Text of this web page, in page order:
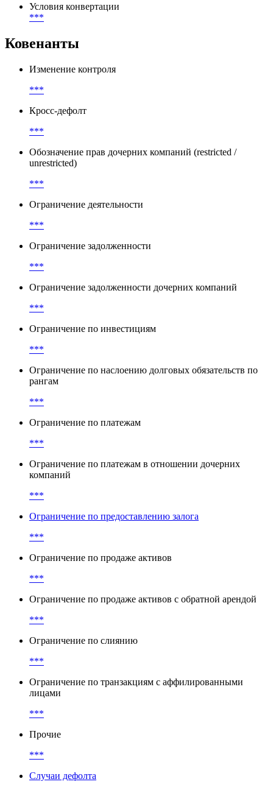
Условия конвертации
***
Ковенанты
Изменение контроля
***
Кросс-дефолт
***
Обозначение прав дочерних компаний (restricted /
unrestricted)
***
Ограничение деятельности
***
Ограничение задолженности
***
Ограничение задолженности дочерних компаний
***
Ограничение по инвестициям
***
Ограничение по наслоению долговых обязательств по
рангам
***
Ограничение по платежам
***
Ограничение по платежам в отношении дочерних
компаний
***
Ограничение по предоставлению залога
***
Ограничение по продаже активов
***
Ограничение по продаже активов с обратной арендой
***
Ограничение по слиянию
***
Ограничение по транзакциям с аффилированными
лицами
***
Прочие
***
Случаи дефолта